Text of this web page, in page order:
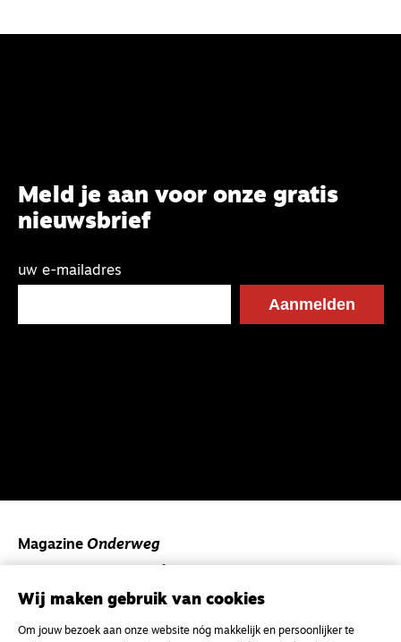
Meld je aan voor onze gratis
nieuwsbrief
uw e-mailadres
Magazine Onderweg
en gesprek voor christenen onderweg, in het bijzonder
voor de Nederlandse Gereformeerde Kerken.
Wij maken gebruik van cookies
Om jouw bezoek aan onze website nóg makkelijk en persoonlijker te